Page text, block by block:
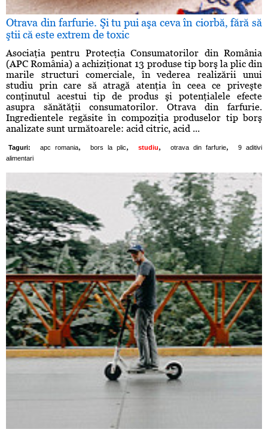
Otrava din farfurie. Şi tu pui aşa ceva în ciorbă, fără să
ştii că este extrem de toxic
Asociaţia pentru Protecţia Consumatorilor din România
(APC România) a achiziţionat 13 produse tip borş la plic din
marile structuri comerciale, în vederea realizării unui
studiu prin care să atragă atenţia în ceea ce priveşte
conţinutul acestui tip de produs şi potenţialele efecte
asupra sănătăţii consumatorilor. Otrava din farfurie.
Ingredientele regăsite în compoziţia produselor tip borş
analizate sunt următoarele: acid citric, acid ...
Taguri: apc romania, bors la plic, studiu, otrava din farfurie,
9 aditivi
alimentari